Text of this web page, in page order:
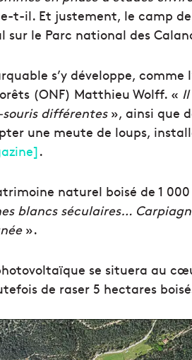
t-il. Et justement, le camp de
sur le Parc national des
s’y développe,
(ONF) Matthieu Wolff. «
différentes», ainsi que
une meute de loups,
.
naturel boisé de 1
blancs séculaires…
».
se situera au
de raser 5 hectares